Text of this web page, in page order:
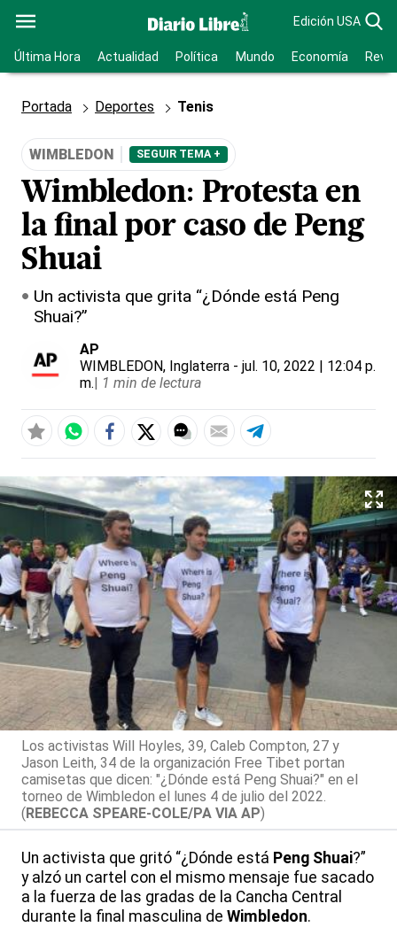
Edición USA
Última Hora Actualidad Política Mundo Economía
Portada Deportes Tenis
WIMBLEDON SEGUIR TEMA +
Wimbledon: Protesta en
la final por caso de Peng
Shuai
Un activista que grita “¿Dónde está Peng
Shuai?”
AP
WIMBLEDON, Inglaterra - jul. 10, 2022 | 12:04 p.
m.| 1 min de lectura
Los activistas Will Hoyles, 39, Caleb Compton, 27 y
Jason Leith, 34 de la organización Free Tibet portan
camisetas que dicen: "¿Dónde está Peng Shuai?" en el
torneo de Wimbledon el lunes 4 de julio del 2022.
(REBECCA SPEARE-COLE/PA VIA AP)
Un activista que gritó “¿Dónde está Peng Shuai?”
y alzó un cartel con el mismo mensaje fue sacado
a la fuerza de las gradas de la Cancha Central
durante la final masculina de Wimbledon.